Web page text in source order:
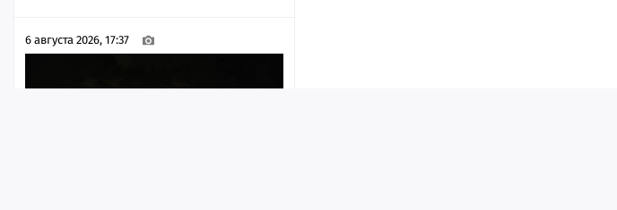
6 августа 2026, 17:37